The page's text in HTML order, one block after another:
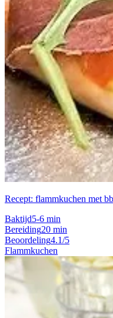
Recept: flammkuchen met
Baktijd5-6 min
Bereiding20 min
Beoordeling4.1/5
Flammkuchen